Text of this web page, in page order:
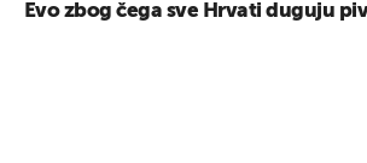
Evo zbog čega sve Hrvati duguju